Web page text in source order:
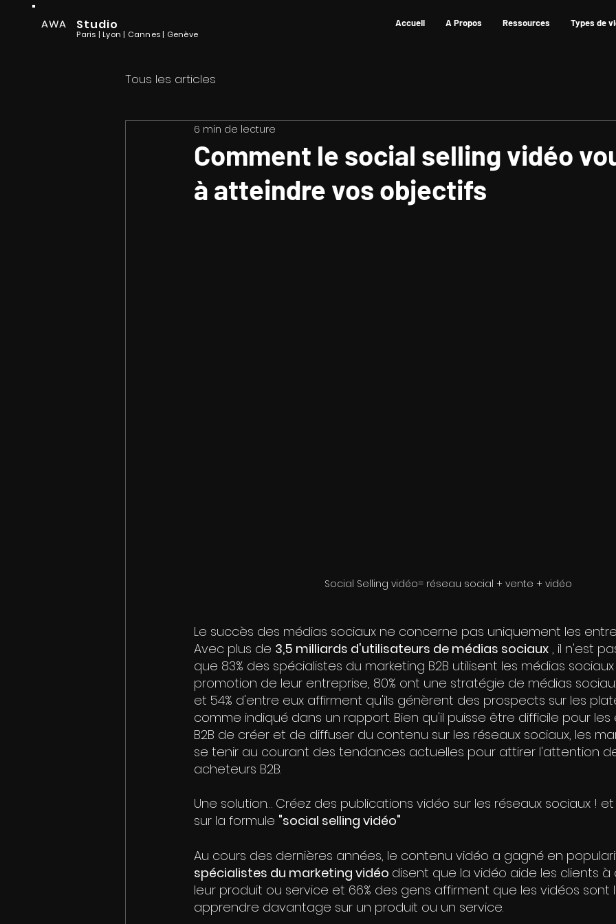
AWA Studio
Paris | Lyon | Cannes | Genève
Accueil A Propos Ressources Types de
Tous les articles
Comment le social selling vidéo
à atteindre vos objectifs
6 min de lecture
Social Selling vidéo= réseau social + vente + vidéo
Le succès des médias sociaux ne concerne pas uniquement les
Avec plus de 3,5 milliards d'utilisateurs de médias sociaux , il n'est
que 83% des spécialistes du marketing B2B utilisent les médias
promotion de leur entreprise, 80% ont une stratégie de médias
et 54% d'entre eux affirment qu'ils génèrent des prospects sur les
comme indiqué dans un rapport. Bien qu'il puisse être difficile pour
B2B de créer et de diffuser du contenu sur les réseaux sociaux, les
se tenir au courant des tendances actuelles pour attirer l'attention
acheteurs B2B.
Une solution… Créez des publications vidéo sur les réseaux sociaux !
sur la formule "social selling vidéo"
Au cours des dernières années, le contenu vidéo a gagné en
spécialistes du marketing vidéo disent que la vidéo aide les clients
leur produit ou service et 66% des gens affirment que les vidéos
apprendre davantage sur un produit ou un service.